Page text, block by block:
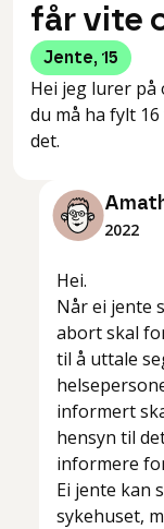
får vite
Jente, 15
Hei jeg lurer på
du må ha fylt
det.
2022
Hei.
Når ei jente
abort skal
til å uttale
informert
hensyn til
informere
Ei jente kan
sykehuset,